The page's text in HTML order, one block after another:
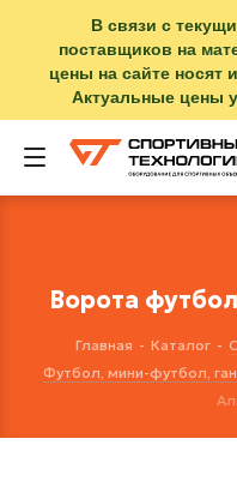
В связи с
поставщиков на
цены на сайте носят
Актуальные цены
Ворота
Главная - Каталог -
Футбол, мини-футбол,